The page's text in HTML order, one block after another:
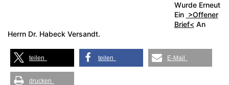
Wurde Erneut
Ein >Offener
Brief< An
Herrn Dr. Habeck Versandt.
teilen teilen E-Mail
drucken